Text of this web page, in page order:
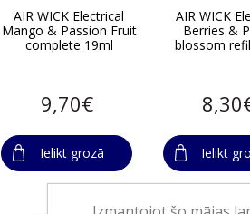
AIR WICK Electrical
Mango & Passion Fruit
complete 19ml
9,70€
Ielikt grozā
AIR WICK
Berries &
blossom
Ielikt